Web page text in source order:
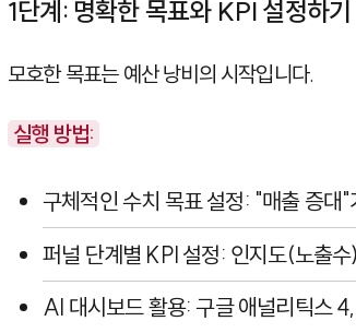
1단계: 명확한 목표와 KPI 설정하기
모호한 목표는 예산 낭비의 시작입니다.
실행 방법:
구체적인 수치 목표 설정: "매출 증
퍼널 단계별 KPI 설정: 인지도(노출
AI 대시보드 활용: 구글 애널리틱스